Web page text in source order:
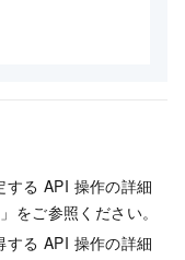
る API 操作の詳細
」をご参照ください。
る API 操作の詳細